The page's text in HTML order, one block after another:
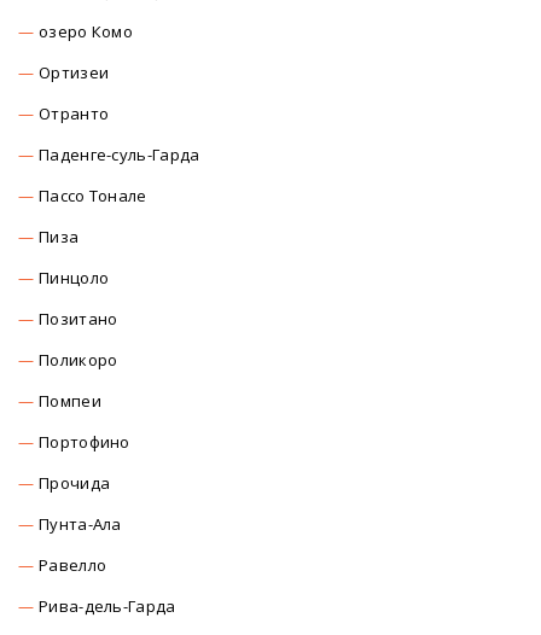
озеро Комо
Ортизеи
Отранто
Паденге-суль-Гарда
Пассо Тонале
Пиза
Пинцоло
Позитано
Поликоро
Помпеи
Портофино
Прочида
Пунта-Ала
Равелло
Рива-дель-Гарда